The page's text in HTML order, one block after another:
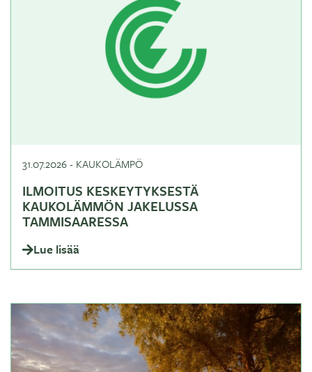
31.07.2026- KAUKOLÄMPÖ
ILMOITUS KESKEYTYKSESTÄ
KAUKOLÄMMÖN JAKELUSSA
TAMMISAARESSA
Lue lisää